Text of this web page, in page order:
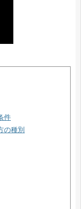
件
の種別